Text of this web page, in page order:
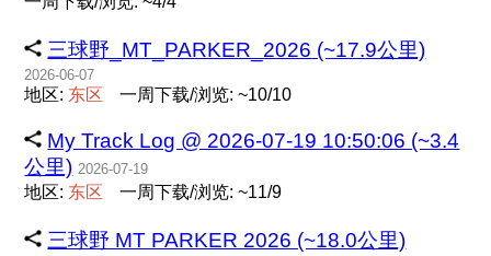
三球野_MT_PARKER_2026 (~17.9公里)
2026-06-07
地区: 东区 一周下载/浏览: ~10/10
My Track Log @ 2026-07-19 10:50:06 (~3.4
公里) 2026-07-19
地区: 东区 一周下载/浏览: ~11/9
三球野 MT PARKER 2026 (~18.0公里)